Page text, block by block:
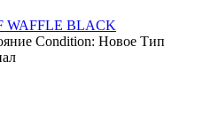
WAFFLE BLACK
Condition: Новое Тип